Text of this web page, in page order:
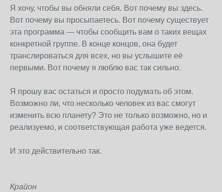
Я хочу, чтобы вы обняли себя. Вот почему вы здесь.
Вот почему вы просыпаетесь. Вот почему существует
эта программа — чтобы сообщить вам о таких вещах
конкретной группе. В конце концов, она будет
транслироваться для всех, но вы услышите её
первыми. Вот почему я люблю вас так сильно.
Я прошу вас остаться и просто подумать об этом.
Возможно ли, что несколько человек из вас смогут
изменить всю планету? Это не только возможно, но и
реализуемо, и соответствующая работа уже ведется.
И это действительно так.
Крайон